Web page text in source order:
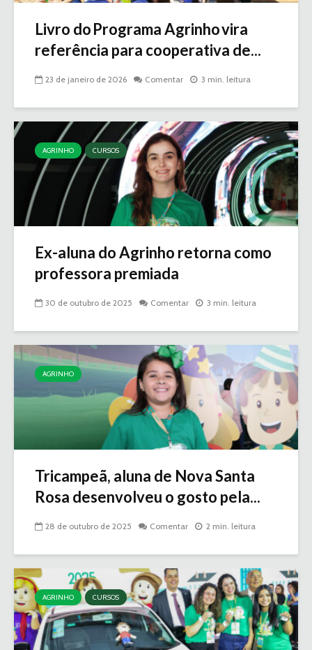
Livro do Programa Agrinho vira
referência para cooperativa de...
23 de janeiro de 2026 Comentar 3 min. leitura
AGRINHO CURSOS
Ex-aluna do Agrinho retorna como
professora premiada
30 de outubro de 2025 Comentar 3 min. leitura
AGRINHO
Tricampeã, aluna de Nova Santa
Rosa desenvolveu o gosto pela...
28 de outubro de 2025 Comentar 2 min. leitura
AGRINHO CURSOS